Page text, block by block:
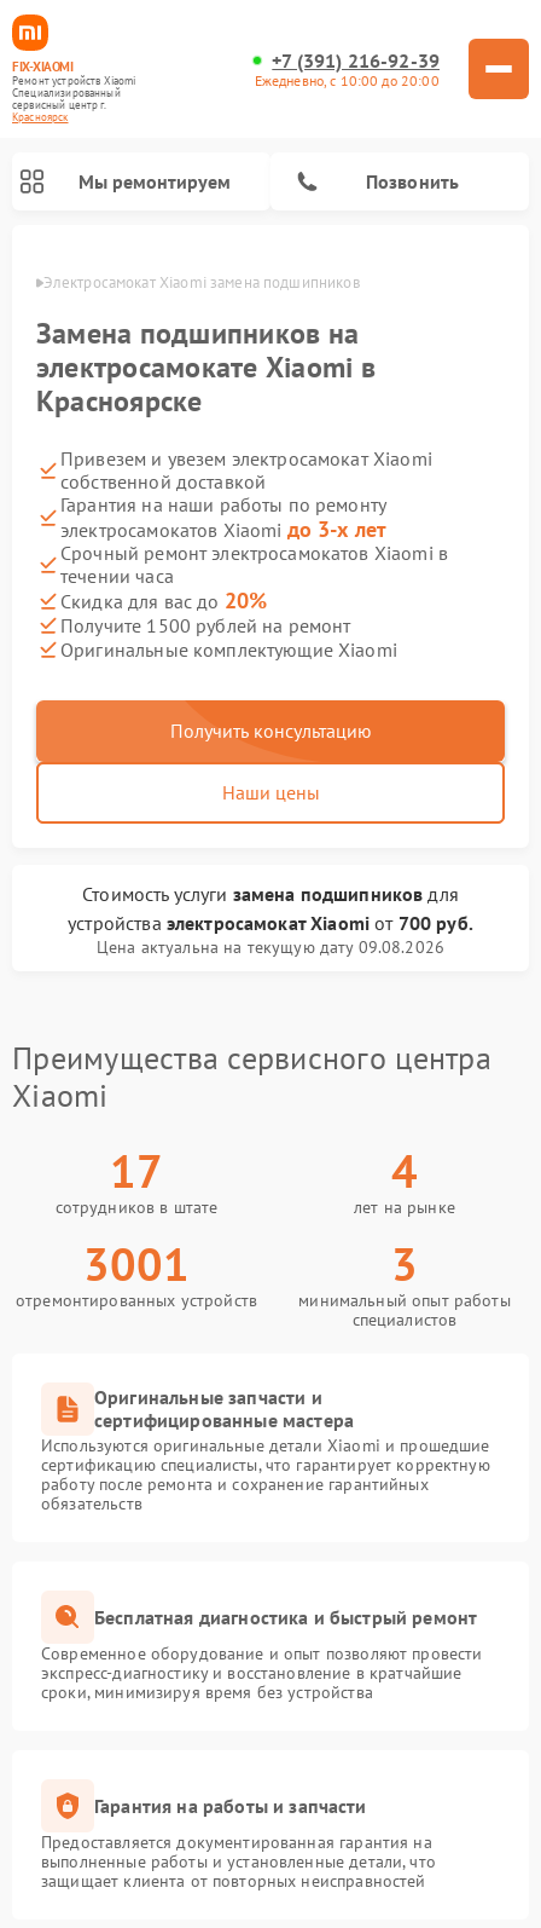
FIX-XIAOMI
Ремонт устройств Xiaomi
Специализированный
cервисный центр г.
Красноярск
+7 (391) 216-92-39
Ежедневно, с 10:00 до 20:00
Мы ремонтируем Позвонить
Электросамокат Xiaomi замена подшипников
Замена подшипников на
электросамокате Xiaomi в
Красноярске
Привезем и увезем электросамокат Xiaomi
собственной доставкой
Гарантия на наши работы по ремонту
электросамокатов Xiaomi до 3-х лет
Срочный ремонт электросамокатов Xiaomi в
течении часа
Скидка для вас до 20%
Получите 1500 рублей на ремонт
Оригинальные комплектующие Xiaomi
Получить консультацию
Наши цены
Стоимость услуги замена подшипников для
устройства электросамокат Xiaomi от 700 руб.
Цена актуальна на текущую дату 09.08.2026
Преимущества сервисного центра
Xiaomi
17
сотрудников в штате
4
лет на рынке
3001
отремонтированных устройств
3
минимальный опыт работы
специалистов
Оригинальные запчасти и
сертифицированные мастера
Используются оригинальные детали Xiaomi и прошедшие
сертификацию специалисты, что гарантирует корректную
работу после ремонта и сохранение гарантийных
обязательств
Бесплатная диагностика и быстрый ремонт
Современное оборудование и опыт позволяют провести
экспресс-диагностику и восстановление в кратчайшие
сроки, минимизируя время без устройства
Гарантия на работы и запчасти
Предоставляется документированная гарантия на
выполненные работы и установленные детали, что
защищает клиента от повторных неисправностей